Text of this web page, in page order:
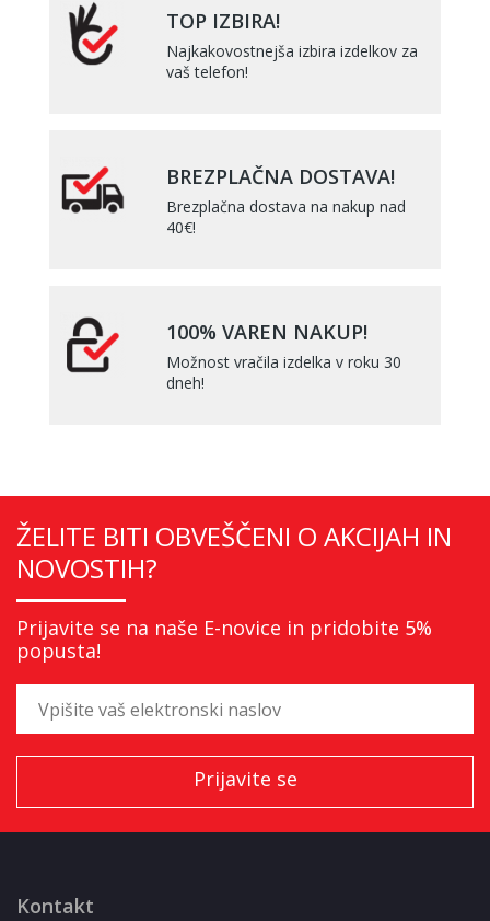
TOP IZBIRA!
Najkakovostnejša izbira izdelkov za
vaš telefon!
BREZPLAČNA DOSTAVA!
Brezplačna dostava na nakup nad
40€!
100% VAREN NAKUP!
Možnost vračila izdelka v roku 30
dneh!
ŽELITE BITI OBVEŠČENI O AKCIJAH IN
NOVOSTIH?
Prijavite se na naše E-novice in pridobite 5%
popusta!
Kontakt